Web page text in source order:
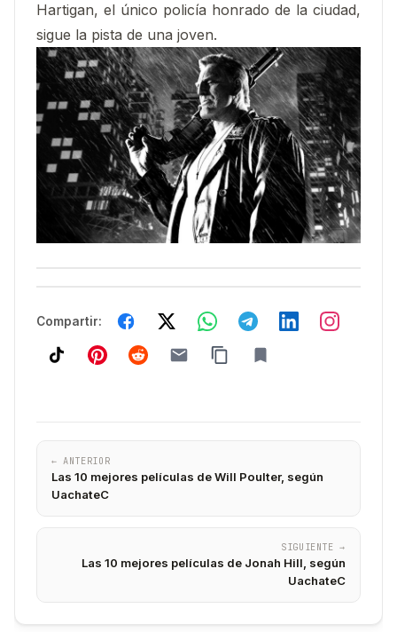
Hartigan, el único policía honrado de la ciudad,
sigue la pista de una joven.
Compartir:
← ANTERIOR
Las 10 mejores películas de Will Poulter, según
UachateC
SIGUIENTE →
Las 10 mejores películas de Jonah Hill, según
UachateC